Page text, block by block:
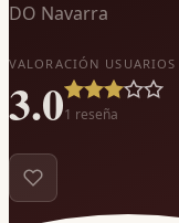
DO Navarra
VALORACIÓN USUARIOS
3.01 reseña